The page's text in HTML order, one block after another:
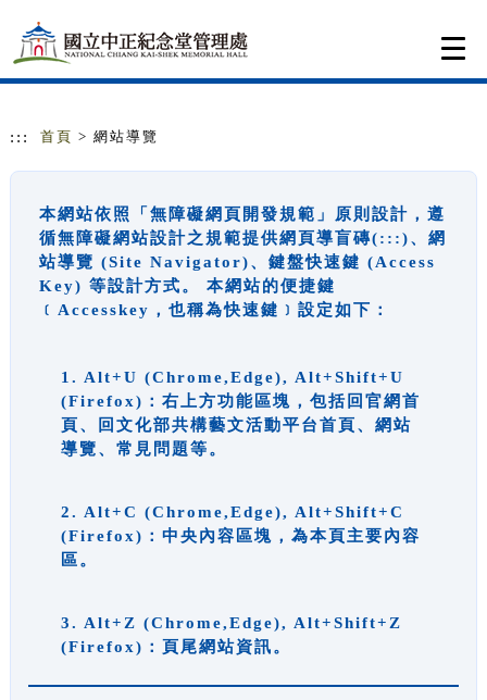
::: 首頁 > 網站導覽
本網站依照「無障礙網頁開發規範」原則設計，遵
循無障礙網站設計之規範提供網頁導盲磚(:::)、網
站導覽 (Site Navigator)、鍵盤快速鍵 (Access
Key) 等設計方式。 本網站的便捷鍵
﹝Accesskey，也稱為快速鍵﹞設定如下：
1. Alt+U (Chrome,Edge), Alt+Shift+U
(Firefox)：右上方功能區塊，包括回官網首
頁、回文化部共構藝文活動平台首頁、網站
導覽、常見問題等。
2. Alt+C (Chrome,Edge), Alt+Shift+C
(Firefox)：中央內容區塊，為本頁主要內容
區。
3. Alt+Z (Chrome,Edge), Alt+Shift+Z
(Firefox)：頁尾網站資訊。